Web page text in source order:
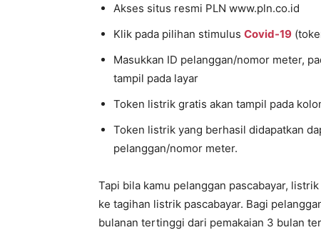
Akses situs resmi PLN www.pln.co.id
Klik pada pilihan stimulus Covid-19
Masukkan ID pelanggan/nomor meter,
tampil pada layar
Token listrik gratis akan tampil pada
Token listrik yang berhasil didapatkan
pelanggan/nomor meter.
Tapi bila kamu pelanggan pascabayar,
ke tagihan listrik pascabayar. Bagi
bulanan tertinggi dari pemakaian 3 bulan